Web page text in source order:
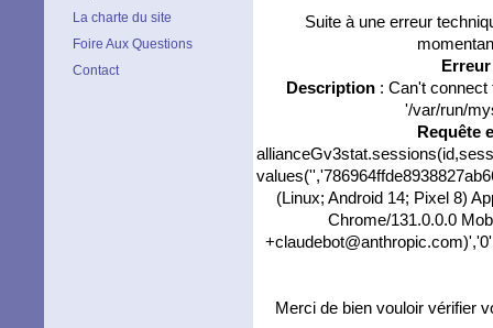
La charte du site
Foire Aux Questions
Contact
Suite à une erreur
Description: Can't connect
'/var/run/
Requête
(Linux; Android 14; Pixel 8)
Chrome/131.0.0.0
Merci de bien vouloir vérifier